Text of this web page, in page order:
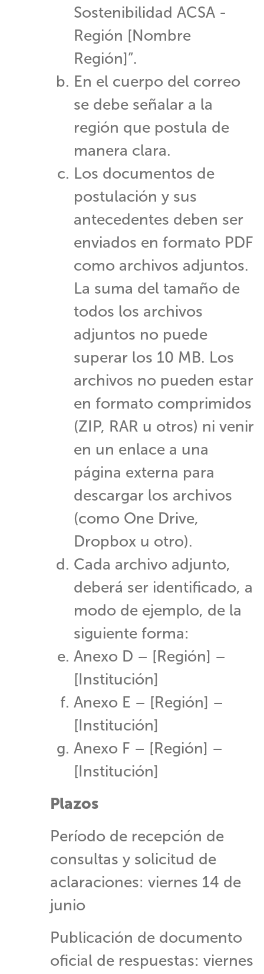
Sostenibilidad ACSA -
Región [Nombre
Región]”.
En el cuerpo del correo
se debe señalar a la
región que postula de
manera clara.
Los documentos de
postulación y sus
antecedentes deben ser
enviados en formato PDF
como archivos adjuntos.
La suma del tamaño de
todos los archivos
adjuntos no puede
superar los 10 MB. Los
archivos no pueden estar
en formato comprimidos
(ZIP, RAR u otros) ni venir
en un enlace a una
página externa para
descargar los archivos
(como One Drive,
Dropbox u otro).
Cada archivo adjunto,
deberá ser identificado, a
modo de ejemplo, de la
siguiente forma:
Anexo D – [Región] –
[Institución]
Anexo E – [Región] –
[Institución]
Anexo F – [Región] –
[Institución]​​
Plazos
Período de recepción de
consultas y solicitud de
aclaraciones: viernes 14 de
junio
Publicación de documento
oficial de respuestas: viernes